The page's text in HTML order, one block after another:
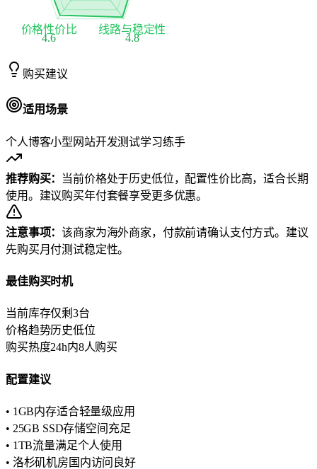
线路与稳定性
4.8
价格性价比
4.6
购买建议
适用场景
个人博客小型网站开发测试学习练手
推荐购买：
当前价格处于历史低位，配置性价比高，适合长期
使用。建议购买年付套餐享受更多优惠。
注意事项：该商家为海外商家，付款前请确认支付方式。建议
先购买月付测试稳定性。
最佳购买时机
当前库存仅剩3台
价格趋势历史低位
购买热度24h内8人购买
配置建议
• 1GB内存适合轻量级应用
• 25GB SSD存储空间充足
• 1TB流量满足个人使用
• 洛杉矶机房国内访问良好